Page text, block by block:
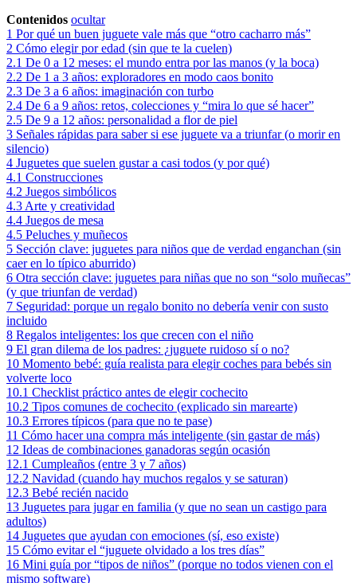
Contenidos ocultar
1 Por qué un buen juguete vale más que “otro cacharro más”
2 Cómo elegir por edad (sin que te la cuelen)
2.1 De 0 a 12 meses: el mundo entra por las manos (y la boca)
2.2 De 1 a 3 años: exploradores en modo caos bonito
2.3 De 3 a 6 años: imaginación con turbo
2.4 De 6 a 9 años: retos, colecciones y “mira lo que sé hacer”
2.5 De 9 a 12 años: personalidad a flor de piel
3 Señales rápidas para saber si ese juguete va a triunfar (o morir en
silencio)
4 Juguetes que suelen gustar a casi todos (y por qué)
4.1 Construcciones
4.2 Juegos simbólicos
4.3 Arte y creatividad
4.4 Juegos de mesa
4.5 Peluches y muñecos
5 Sección clave: juguetes para niños que de verdad enganchan (sin
caer en lo típico aburrido)
6 Otra sección clave: juguetes para niñas que no son “solo muñecas”
(y que triunfan de verdad)
7 Seguridad: porque un regalo bonito no debería venir con susto
incluido
8 Regalos inteligentes: los que crecen con el niño
9 El gran dilema de los padres: ¿juguete ruidoso sí o no?
10 Momento bebé: guía realista para elegir coches para bebés sin
volverte loco
10.1 Checklist práctico antes de elegir cochecito
10.2 Tipos comunes de cochecito (explicado sin marearte)
10.3 Errores típicos (para que no te pase)
11 Cómo hacer una compra más inteligente (sin gastar de más)
12 Ideas de combinaciones ganadoras según ocasión
12.1 Cumpleaños (entre 3 y 7 años)
12.2 Navidad (cuando hay muchos regalos y se saturan)
12.3 Bebé recién nacido
13 Juguetes para jugar en familia (y que no sean un castigo para
adultos)
14 Juguetes que ayudan con emociones (sí, eso existe)
15 Cómo evitar el “juguete olvidado a los tres días”
16 Mini guía por “tipos de niños” (porque no todos vienen con el
mismo software)